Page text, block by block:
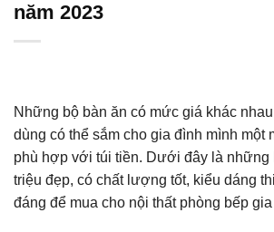
năm 2023
Những bộ bàn ăn có mức giá khác
dùng có thể sắm cho gia đình mình một
phù hợp với túi tiền. Dưới đây là
triệu đẹp, có chất lượng tốt, kiểu dáng
đáng để mua cho nội thất phòng bếp